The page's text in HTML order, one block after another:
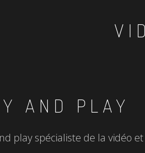
AND PLAY
play spécialiste de la vidéo